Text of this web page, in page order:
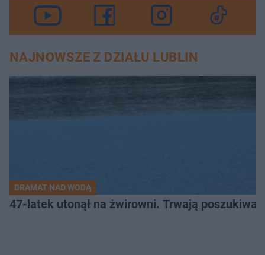
NAJNOWSZE Z DZIAŁU LUBLIN
DRAMAT NAD WODĄ
47-latek utonął na żwirowni. Trwają